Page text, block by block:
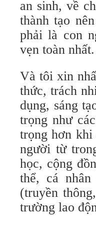
an sinh, về
thành tạo
phải là con
vẹn toàn nhất.
Và tôi xin
thức, trách
dụng, sáng
trọng như
trọng hơn
người từ
học, cộng
thể, cá
(truyền
trường lao